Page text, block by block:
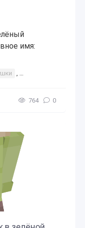
имя:
, Лягушачий
764 0